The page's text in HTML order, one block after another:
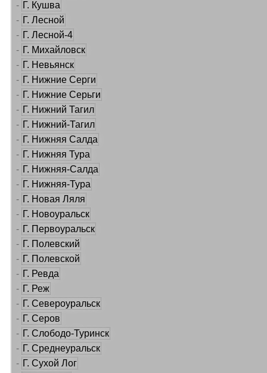
- Г. Кушва
- Г. Лесной
- Г. Лесной-4
- Г. Михайловск
- Г. Невьянск
- Г. Нижние Серги
- Г. Нижние Серьги
- Г. Нижний Тагил
- Г. Нижний-Тагил
- Г. Нижняя Салда
- Г. Нижняя Тура
- Г. Нижняя-Салда
- Г. Нижняя-Тура
- Г. Новая Ляля
- Г. Новоуральск
- Г. Первоуральск
- Г. Полевский
- Г. Полевской
- Г. Ревда
- Г. Реж
- Г. Североуральск
- Г. Серов
- Г. Слободо-Туринск
- Г. Среднеуральск
- Г. Сухой Лог